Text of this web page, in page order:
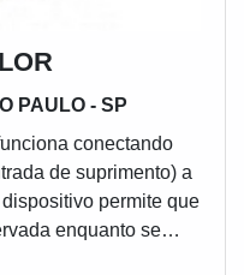
PAULO - SP
conectando
de suprimento) a
permite que
enquanto se